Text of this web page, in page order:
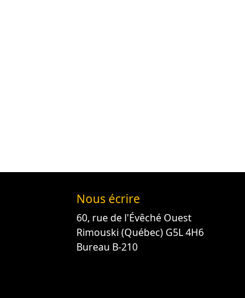
Nous écrire
60, rue de l'Évêché Ouest
Rimouski (Québec) G5L 4H6
Bureau B-210